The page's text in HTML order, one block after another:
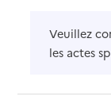
Veuillez
les actes